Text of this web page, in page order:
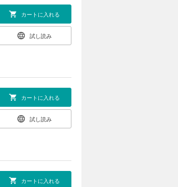
カートに入れる
試し読み
カートに入れる
試し読み
カートに入れる